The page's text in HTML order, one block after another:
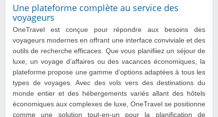
Une plateforme complète au service des
voyageurs
OneTravel est conçue pour répondre aux besoins des
voyageurs modernes en offrant une interface conviviale et des
outils de recherche efficaces. Que vous planifiiez un séjour de
luxe, un voyage d’affaires ou des vacances économiques, la
plateforme propose une gamme d’options adaptées à tous les
types de voyages. Avec des vols vers des destinations du
monde entier et des hébergements variés allant des hôtels
économiques aux complexes de luxe, OneTravel se positionne
comme une solution tout-en-un pour la planification de